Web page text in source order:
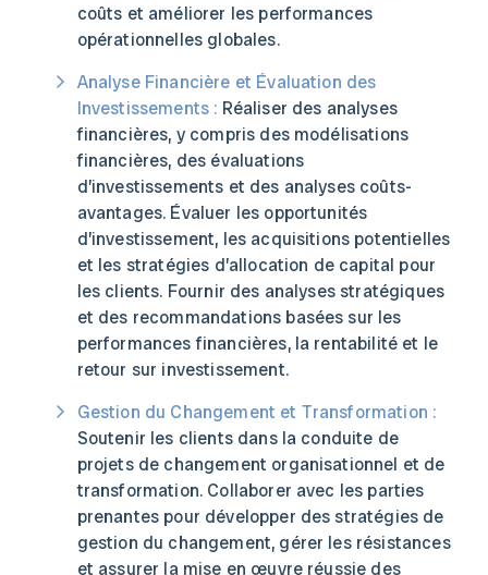
coûts et améliorer les performances
opérationnelles globales.
Analyse Financière et Évaluation des
Investissements : Réaliser des analyses
financières, y compris des modélisations
financières, des évaluations
d’investissements et des analyses coûts-
avantages. Évaluer les opportunités
d’investissement, les acquisitions potentielles
et les stratégies d’allocation de capital pour
les clients. Fournir des analyses stratégiques
et des recommandations basées sur les
performances financières, la rentabilité et le
retour sur investissement.
Gestion du Changement et Transformation :
Soutenir les clients dans la conduite de
projets de changement organisationnel et de
transformation. Collaborer avec les parties
prenantes pour développer des stratégies de
gestion du changement, gérer les résistances
et assurer la mise en œuvre réussie des